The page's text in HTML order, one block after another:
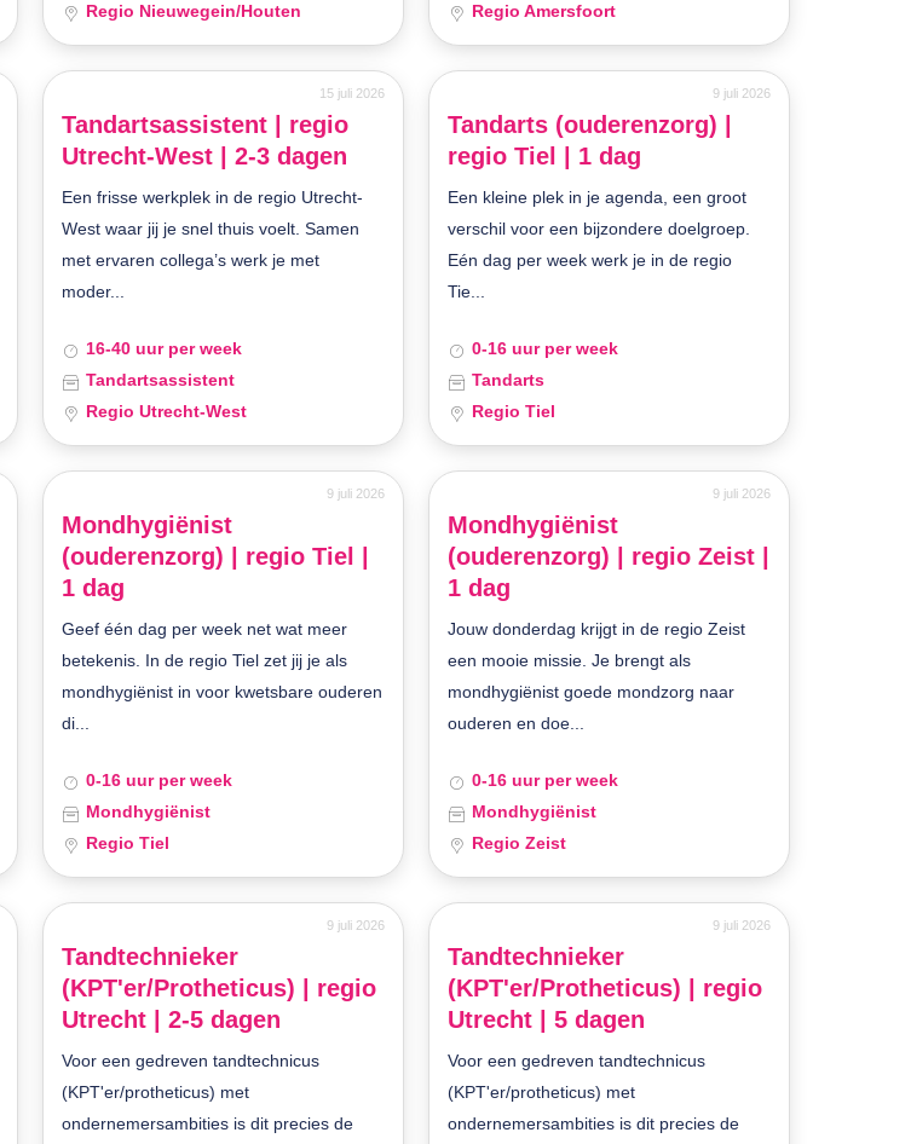
Regio Nieuwegein/Houten
Regio Amersfoort
15 juli 2026
Tandartsassistent | regio
Utrecht-West | 2-3 dagen
Een frisse werkplek in de regio Utrecht-
West waar jij je snel thuis voelt. Samen
met ervaren collega’s werk je met
moder...
16-40 uur per week
Tandartsassistent
Regio Utrecht-West
9 juli 2026
Tandarts (ouderenzorg) |
regio Tiel | 1 dag
Een kleine plek in je agenda, een groot
verschil voor een bijzondere doelgroep.
Eén dag per week werk je in de regio
Tie...
0-16 uur per week
Tandarts
Regio Tiel
9 juli 2026
Mondhygiënist
(ouderenzorg) | regio Tiel |
1 dag
Geef één dag per week net wat meer
betekenis. In de regio Tiel zet jij je als
mondhygiënist in voor kwetsbare ouderen
di...
0-16 uur per week
Mondhygiënist
Regio Tiel
9 juli 2026
Mondhygiënist
(ouderenzorg) | regio Zeist |
1 dag
Jouw donderdag krijgt in de regio Zeist
een mooie missie. Je brengt als
mondhygiënist goede mondzorg naar
ouderen en doe...
0-16 uur per week
Mondhygiënist
Regio Zeist
9 juli 2026
Tandtechnieker
(KPT'er/Protheticus) | regio
Utrecht | 2-5 dagen
Voor een gedreven tandtechnicus
(KPT'er/protheticus) met
ondernemersambities is dit precies de
9 juli 2026
Tandtechnieker
(KPT'er/Protheticus) | regio
Utrecht | 5 dagen
Voor een gedreven tandtechnicus
(KPT'er/protheticus) met
ondernemersambities is dit precies de